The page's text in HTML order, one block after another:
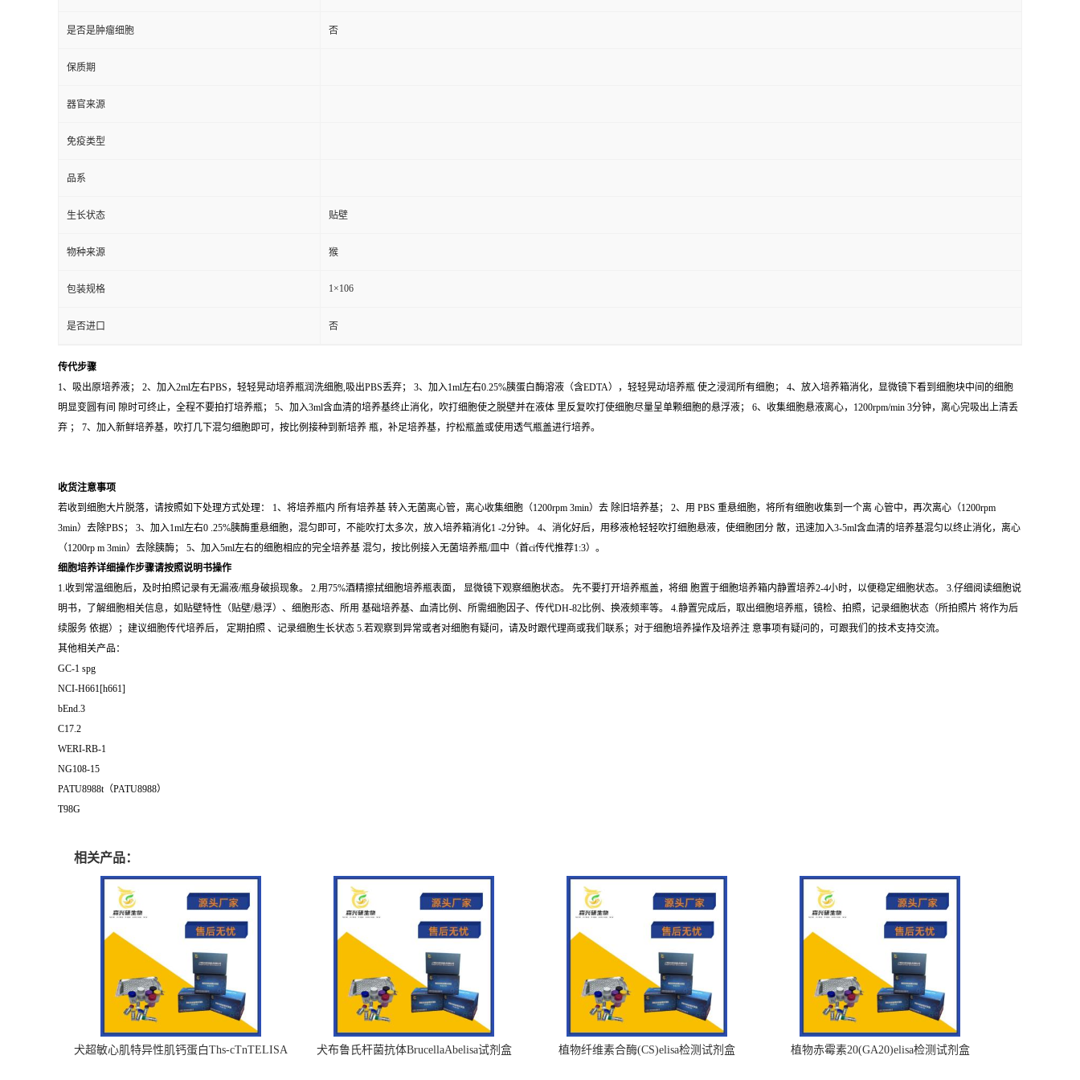
是否是肿瘤细胞 否
保质期
器官来源
免疫类型
品系
生长状态 贴壁
物种来源 猴
包装规格 1×106
是否进口 否
传代步骤
1、吸出原培养液； 2、加入2ml左右PBS，轻轻晃动培养瓶润洗细胞,吸出PBS丢弃； 3、加入1ml左右0.25%胰蛋白酶溶液（含EDTA），轻轻晃动培养瓶 使之浸润所有细胞； 4、放入培养箱消化，显微镜下看到细胞块中间的细胞
明显变圆有间 隙时可终止，全程不要拍打培养瓶； 5、加入3ml含血清的培养基终止消化，吹打细胞使之脱壁并在液体 里反复吹打使细胞尽量呈单颗细胞的悬浮液； 6、收集细胞悬液离心，1200rpm/min 3分钟，离心完吸出上清丢
弃 ； 7、加入新鲜培养基，吹打几下混匀细胞即可，按比例接种到新培养 瓶，补足培养基，拧松瓶盖或使用透气瓶盖进行培养。
收货注意事项
若收到细胞大片脱落，请按照如下处理方式处理： 1、将培养瓶内 所有培养基 转入无菌离心管，离心收集细胞（1200rpm 3min）去 除旧培养基； 2、用 PBS 重悬细胞，将所有细胞收集到一个离 心管中，再次离心（1200rpm
3min）去除PBS； 3、加入1ml左右0 .25%胰酶重悬细胞，混匀即可，不能吹打太多次，放入培养箱消化1 -2分钟。 4、消化好后，用移液枪轻轻吹打细胞悬液，使细胞团分 散，迅速加入3-5ml含血清的培养基混匀以终止消化，离心
（1200rp m 3min）去除胰酶； 5、加入5ml左右的细胞相应的完全培养基 混匀，按比例接入无菌培养瓶/皿中（首ci传代推荐1:3）。
细胞培养详细操作步骤请按照说明书操作
1.收到常温细胞后，及时拍照记录有无漏液/瓶身破损现象。 2.用75%酒精擦拭细胞培养瓶表面， 显微镜下观察细胞状态。 先不要打开培养瓶盖，将细 胞置于细胞培养箱内静置培养2-4小时，以便稳定细胞状态。 3.仔细阅读细胞说
明书，了解细胞相关信息，如贴壁特性（贴壁/悬浮）、细胞形态、所用 基础培养基、血清比例、所需细胞因子、传代DH-82比例、换液频率等。 4.静置完成后，取出细胞培养瓶，镜检、拍照，记录细胞状态（所拍照片 将作为后
续服务 依据）；建议细胞传代培养后， 定期拍照 、记录细胞生长状态 5.若观察到异常或者对细胞有疑问，请及时跟代理商或我们联系；对于细胞培养操作及培养注 意事项有疑问的，可跟我们的技术支持交流。
其他相关产品：
GC-1 spg
NCI-H661[h661]
bEnd.3
C17.2
WERI-RB-1
NG108-15
PATU8988t（PATU8988）
T98G
相关产品：
犬超敏心肌特异性肌钙蛋白Ths-cTnTELISA
犬布鲁氏杆菌抗体BrucellaAbelisa试剂盒 植物纤维素合酶(CS)elisa检测试剂盒 植物赤霉素20(GA20)elisa检测试剂盒